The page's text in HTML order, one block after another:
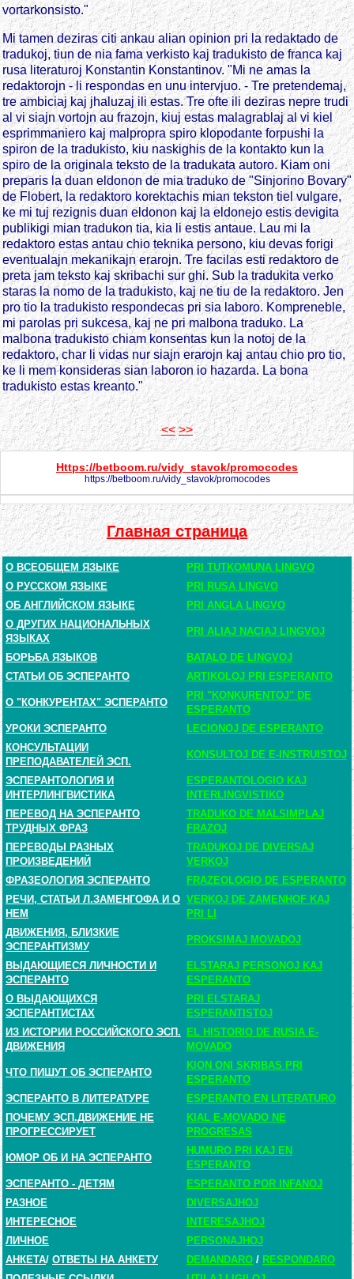
vortarkonsisto."
Mi tamen deziras citi ankau alian opinion pri la redaktado de
tradukoj, tiun de nia fama verkisto kaj tradukisto de franca kaj
rusa literaturoj Konstantin Konstantinov. "Mi ne amas la
redaktorojn - li respondas en unu intervjuo. - Tre pretendemaj,
tre ambiciaj kaj jhaluzaj ili estas. Tre ofte ili deziras nepre trudi
al vi siajn vortojn au frazojn, kiuj estas malagrablaj al vi kiel
esprimmaniero kaj malpropra spiro klopodante forpushi la
spiron de la tradukisto, kiu naskighis de la kontakto kun la
spiro de la originala teksto de la tradukata autoro. Kiam oni
preparis la duan eldonon de mia traduko de "Sinjorino Bovary"
de Flobert, la redaktoro korektachis mian tekston tiel vulgare,
ke mi tuj rezignis duan eldonon kaj la eldonejo estis devigita
publikigi mian tradukon tia, kia li estis antaue. Lau mi la
redaktoro estas antau chio teknika persono, kiu devas forigi
eventualajn mekanikajn erarojn. Tre facilas esti redaktoro de
preta jam teksto kaj skribachi sur ghi. Sub la tradukita verko
staras la nomo de la tradukisto, kaj ne tiu de la redaktoro. Jen
pro tio la tradukisto respondecas pri sia laboro. Kompreneble,
mi parolas pri sukcesa, kaj ne pri malbona traduko. La
malbona tradukisto chiam konsentas kun la notoj de la
redaktoro, char li vidas nur siajn erarojn kaj antau chio pro tio,
ke li mem konsideras sian laboron io hazarda. La bona
tradukisto estas kreanto."
<< >>
Https://betboom.ru/vidy_stavok/promocodes
https://betboom.ru/vidy_stavok/promocodes
Главная страница
О ВСЕОБЩЕМ ЯЗЫКЕ
PRI TUTKOMUNA LINGVO
О РУССКОМ ЯЗЫКЕ
PRI RUSA LINGVO
ОБ АНГЛИЙСКОМ ЯЗЫКЕ
PRI ANGLA LINGVO
О ДРУГИХ НАЦИОНАЛЬНЫХ
ЯЗЫКАХ
PRI ALIAJ NACIAJ LINGVOJ
БОРЬБА ЯЗЫКОВ
BATALO DE LINGVOJ
СТАТЬИ ОБ ЭСПЕРАНТО
ARTIKOLOJ PRI ESPERANTO
О "КОНКУРЕНТАХ" ЭСПЕРАНТО
PRI "KONKURENTOJ" DE
ESPERANTO
УРОКИ ЭСПЕРАНТО
LECIONOJ DE ESPERANTO
КОНСУЛЬТАЦИИ
ПРЕПОДАВАТЕЛЕЙ ЭСП.
KONSULTOJ DE E-INSTRUISTOJ
ЭСПЕРАНТОЛОГИЯ И
ИНТЕРЛИНГВИСТИКА
ESPERANTOLOGIO KAJ
INTERLINGVISTIKO
ПЕРЕВОД НА ЭСПЕРАНТО
ТРУДНЫХ ФРАЗ
TRADUKO DE MALSIMPLAJ
FRAZOJ
ПЕРЕВОДЫ РАЗНЫХ
ПРОИЗВЕДЕНИЙ
TRADUKOJ DE DIVERSAJ
VERKOJ
ФРАЗЕОЛОГИЯ ЭСПЕРАНТО
FRAZEOLOGIO DE ESPERANTO
РЕЧИ, СТАТЬИ Л.ЗАМЕНГОФА И О
НЕМ
VERKOJ DE ZAMENHOF KAJ
PRI LI
ДВИЖЕНИЯ, БЛИЗКИЕ
ЭСПЕРАНТИЗМУ
PROKSIMAJ MOVADOJ
ВЫДАЮЩИЕСЯ ЛИЧНОСТИ И
ЭСПЕРАНТО
ELSTARAJ PERSONOJ KAJ
ESPERANTO
О ВЫДАЮЩИХСЯ
ЭСПЕРАНТИСТАХ
PRI ELSTARAJ
ESPERANTISTOJ
ИЗ ИСТОРИИ РОССИЙСКОГО ЭСП.
ДВИЖЕНИЯ
EL HISTORIO DE RUSIA E-
MOVADO
ЧТО ПИШУТ ОБ ЭСПЕРАНТО
KION ONI SKRIBAS PRI
ESPERANTO
ЭСПЕРАНТО В ЛИТЕРАТУРЕ
ESPERANTO EN LITERATURO
ПОЧЕМУ ЭСП.ДВИЖЕНИЕ НЕ
ПРОГРЕССИРУЕТ
KIAL E-MOVADO NE
PROGRESAS
ЮМОР ОБ И НА ЭСПЕРАНТО
HUMURO PRI KAJ EN
ESPERANTO
ЭСПЕРАНТО - ДЕТЯМ
ESPERANTO POR INFANOJ
РАЗНОЕ
DIVERSAJHOJ
ИНТЕРЕСНОЕ
INTERESAJHOJ
ЛИЧНОЕ
PERSONAJHOJ
АНКЕТА/ ОТВЕТЫ НА АНКЕТУ DEMANDARO / RESPONDARO